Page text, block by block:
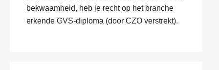
bekwaamheid, heb je recht op het branche
erkende GVS-diploma (door CZO verstrekt).